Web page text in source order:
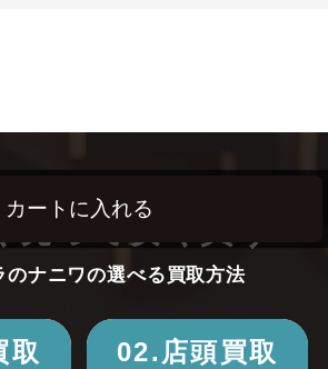
カートに入れる
売って安く買う！
のナニワの選べる買取方法
取 02.店頭買取